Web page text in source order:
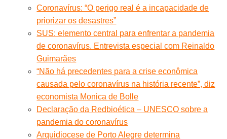
Coronavírus: “O perigo real é a incapacidade de
priorizar os desastres”
SUS: elemento central para enfrentar a pandemia
de coronavírus. Entrevista especial com Reinaldo
Guimarães
“Não há precedentes para a crise econômica
causada pelo coronavírus na história recente”, diz
economista Monica de Bolle
Declaração da Redbioética – UNESCO sobre a
pandemia do coronavírus
Arquidiocese de Porto Alegre determina